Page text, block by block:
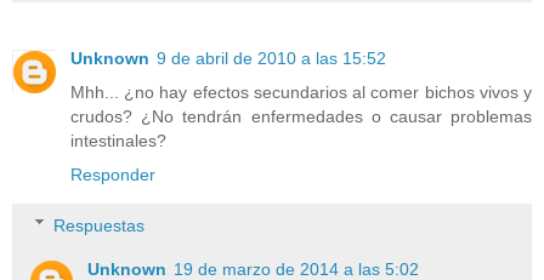
Unknown 9 de abril de 2010 a las 15:52
Mhh... ¿no hay efectos secundarios al comer bichos vivos y
crudos? ¿No tendrán enfermedades o causar problemas
intestinales?
Responder
Respuestas
Unknown 19 de marzo de 2014 a las 5:02